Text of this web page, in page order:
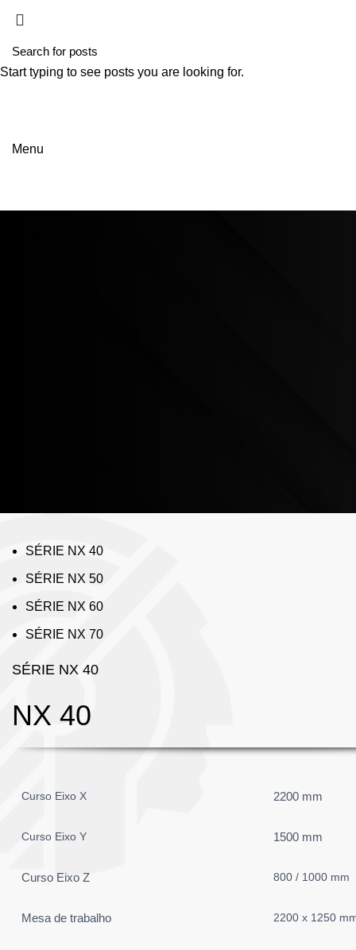
Menu
SÉRIE NX 40
SÉRIE NX 50
SÉRIE NX 60
SÉRIE NX 70
SÉRIE NX 40
NX 40
Curso Eixo X 2200 mm
Curso Eixo Y 1500 mm
Curso Eixo Z 800 / 1000 mm
Mesa de trabalho 2200 x 1250
Start typing to see posts you are looking for.